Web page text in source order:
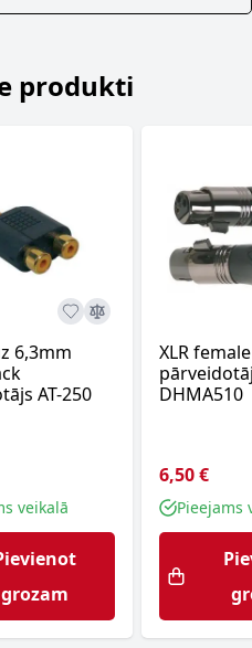
produkti
6,3mm
AT-250
veikalā
grozam
XLR
DHMA510
6,50 €
Pieejams